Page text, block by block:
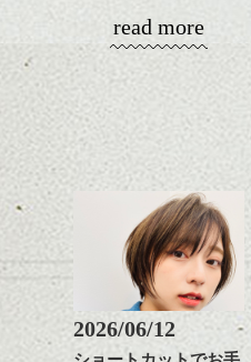
ミニボブ/抜け感ショート/バ
レイヤージュ/縮毛矯正
ヘアカラー/ハイライト/ダブ
ルカラー/髪質改善/TOKIOト
リートメント/ブリーチ/イン
ナーカラー/イルミナカラー/
ミニボブ/抜け感ショート/バ
レイヤージュ/縮毛矯
身を知りたくなるデザイン。
素敵だと思います。
ヘアーでもきっとそんな感じの魅力をひき
からでした。
やっぱりボブでお手入れ
しやすいスタイルだと毎
日のスタイリングも簡単
で良いですよ。
あご下のラインでやや長
さを残したボブは雰囲気
も出しやすくていろいろ
おすすめですね。
前髪もやや重めにカット
してラインを強調するの
もこれからは良い感じで
す、
read more
2026/06/12